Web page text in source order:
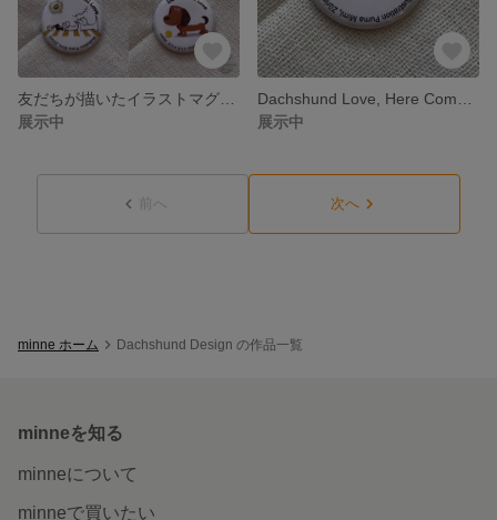
展示中
展示中
前へ 次へ
minne ホーム Dachshund Design の作品一覧
minneを知る
minneについて
minneで買いたい